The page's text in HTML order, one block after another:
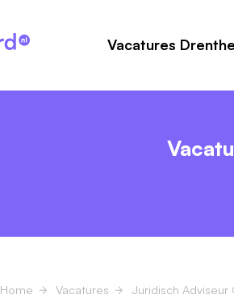
Vacatures Drenthe
Home Vacatures Juridisch